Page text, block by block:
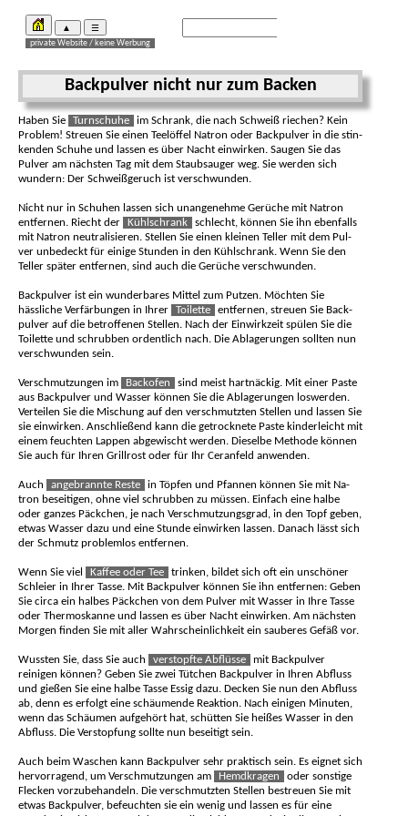
Backpulver nicht nur zum Backen
Haben Sie Turn­schuhe
im Schrank, die nach Schweiß riechen? Kein
Pro­blem! Streuen Sie einen Tee­löffel Natron oder Backpulver in die stin­
kenden Schuhe und lassen es über Nacht einwirken. Saugen Sie das
Pulver am nächs­ten Tag mit dem Staub­sauger weg. Sie werden sich
wundern: Der Schweiß­geruch ist verschwun­den.
Nicht nur in Schuhen lassen sich unan­genehme Gerüche mit Natron
ent­fernen. Riecht der
Kühlschrank
schlecht, können Sie ihn ebenfalls
mit Natron neutra­lisieren. Stellen Sie einen kleinen Teller mit dem Pul­
ver unbe­deckt für einige Stunden in den Kühl­schrank. Wenn Sie den
Teller später ent­fernen, sind auch die Gerüche ver­schwunden.
Backpulver ist ein wunderbares Mittel zum Putzen. Möchten Sie
hässliche Ver­färbungen in Ihrer
Toi­lette
ent­fernen, streuen Sie Back­
pulver auf die betroffenen Stellen. Nach der Einwirk­zeit spülen Sie die
Toilette und schrubben ordent­lich nach. Die Ablagerungen sollten nun
verschwunden sein.
Verschmutzungen im Backofen
sind meist hart­näckig. Mit einer Paste
aus Back­pulver und Wasser können Sie die Abla­gerungen los­werden.
Verteilen Sie die Mischung auf den ver­schmutz­ten Stellen und lassen Sie
sie einwir­ken. Anschließend kann die getrock­nete Paste kinder­leicht mit
einem feuchten Lappen abgewischt werden. Dieselbe Methode können
Sie auch für Ihren Grill­rost oder für Ihr Ceran­feld anw­enden.
Auch angebrannte Reste
in Töpfen und Pfannen können Sie mit Na­
tron besei­tigen, ohne viel schrubben zu müssen. Einfach eine halbe
oder ganzes Päck­chen, je nach Ver­schmutzungs­grad, in den Topf geben,
etwas Wasser dazu und eine Stunde einwir­ken lassen. Danach lässt sich
der Schmutz problem­los ent­fernen.
Wenn Sie viel Kaffee oder Tee
trinken, bildet sich oft ein unschöner
Schleier in Ihrer Tasse. Mit Back­pulver können Sie ihn ent­fernen: Geben
Sie circa ein halbes Päck­chen von dem Pulver mit Wasser in Ihre Tasse
oder Thermos­kanne und lassen es über Nacht einwirken. Am nächs­ten
Morgen finden Sie mit aller Wahr­schein­lichkeit ein sau­beres Gefäß vor.
Wussten Sie, dass Sie auch verstopfte Abflüsse
mit Back­pulver
reinigen können? Geben Sie zwei Tütchen Backpulver in Ihren Abfluss
und gießen Sie eine halbe Tasse Essig dazu. Decken Sie nun den Ab­fluss
ab, denn es erfolgt eine schäu­mende Reaktion. Nach einigen Minu­ten,
wenn das Schäumen aufgehört hat, schütten Sie heißes Wasser in den
Abfluss. Die Ver­stopfung sollte nun besei­tigt sein.
Auch beim Waschen kann Back­pulver sehr prak­tisch sein. Es eignet sich
hervor­ragend, um Verschmutzungen am
Hemdkragen
oder sonstige
Flecken vorzu­behandeln. Die verschmutz­ten Stellen be­streuen Sie mit
etwas Back­pulver, befeuch­ten sie ein wenig und lassen es für eine